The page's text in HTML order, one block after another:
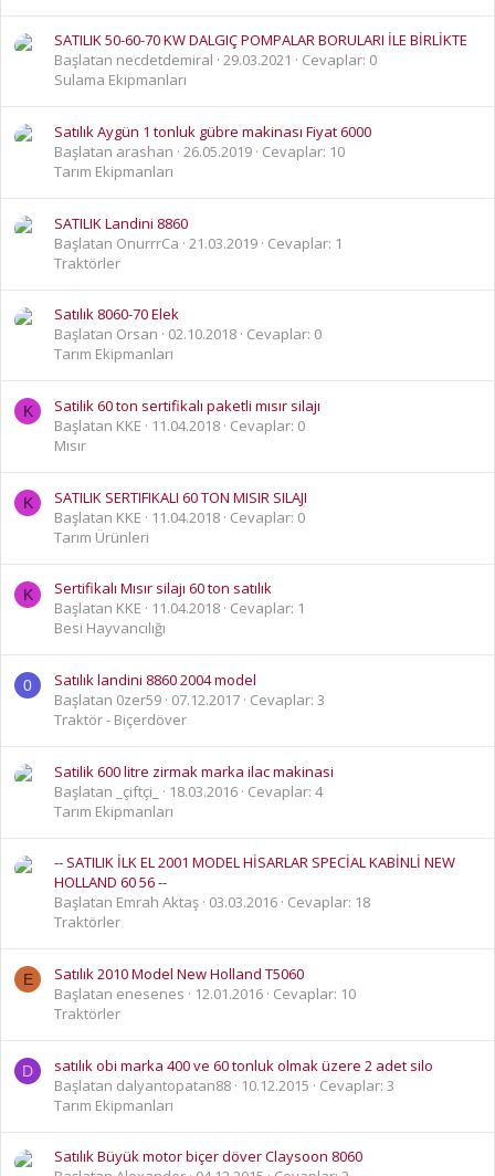
SATILIK 50-60-70 KW DALGIÇ POMPALAR BORULARI İLE BİRLİKTE
Başlatan necdetdemiral 29.03.2021
Cevaplar: 0
Sulama Ekipmanları
Satılık Aygün 1 tonluk gübre makinası Fiyat 6000
Başlatan arashan 26.05.2019 Cevaplar: 10
Tarım Ekipmanları
SATILIK Landini 8860
Başlatan OnurrrCa 21.03.2019 Cevaplar: 1
Traktörler
Satılık 8060-70 Elek
Başlatan Orsan
02.10.2018 Cevaplar: 0
Tarım Ekipmanları
K
Satilik 60 ton sertifikalı paketli mısır silajı
Başlatan KKE
11.04.2018 Cevaplar: 0
Mısır
K
SATILIK SERTIFIKALI 60 TON MISIR SILAJI
Başlatan KKE
11.04.2018 Cevaplar: 0
Tarım Ürünleri
K
Sertifikalı Mısır silajı 60 ton satılık
Başlatan KKE
11.04.2018 Cevaplar: 1
Besi Hayvancılığı
0
Satılık landini 8860 2004 model
Başlatan 0zer59 07.12.2017 Cevaplar: 3
Traktör - Biçerdöver
Satilik 600 litre zirmak marka ilac makinasi
Başlatan _çiftçi_
18.03.2016 Cevaplar: 4
Tarım Ekipmanları
-- SATILIK İLK EL 2001 MODEL HİSARLAR SPECİAL KABİNLİ NEW
HOLLAND 60 56 --
Başlatan Emrah Aktaş 03.03.2016 Cevaplar: 18
Traktörler
E
Satılık 2010 Model New Holland T5060
Başlatan enesenes
12.01.2016 Cevaplar: 10
Traktörler
D
satılık obi marka 400 ve 60 tonluk olmak üzere 2 adet silo
Başlatan dalyantopatan88
10.12.2015
Cevaplar: 3
Tarım Ekipmanları
Satılık Büyük motor biçer döver Claysoon 8060